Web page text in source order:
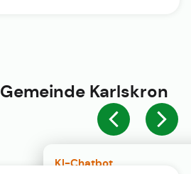
KI-Chatbot
Gemeinde Karlskron